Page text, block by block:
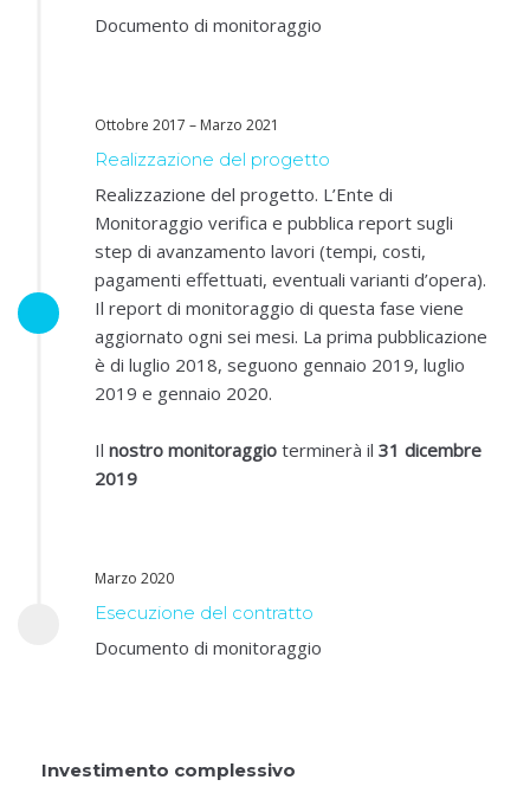
Documento di monitoraggio
Ottobre 2017 – Marzo 2021
Realizzazione del progetto
Realizzazione del progetto. L’Ente di
Monitoraggio verifica e pubblica report sugli
step di avanzamento lavori (tempi, costi,
pagamenti effettuati, eventuali varianti d’opera).
Il report di monitoraggio di questa fase viene
aggiornato ogni sei mesi. La prima pubblicazione
è di luglio 2018, seguono gennaio 2019, luglio
2019 e gennaio 2020.
Il nostro monitoraggio terminerà il 31 dicembre
2019
Marzo 2020
Esecuzione del contratto
Documento di monitoraggio
Investimento complessivo